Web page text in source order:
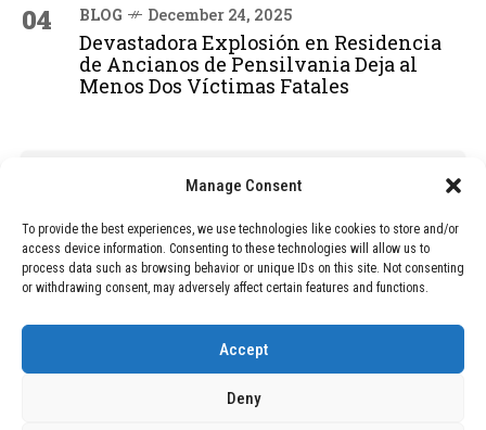
Manage Consent
To provide the best experiences, we use technologies like cookies to store and/or
access device information. Consenting to these technologies will allow us to
process data such as browsing behavior or unique IDs on this site. Not consenting
or withdrawing consent, may adversely affect certain features and functions.
Accept
Deny
04 BLOG December 24, 2025
Devastadora Explosión en Residencia
de Ancianos de Pensilvania Deja al
Menos Dos Víctimas Fatales